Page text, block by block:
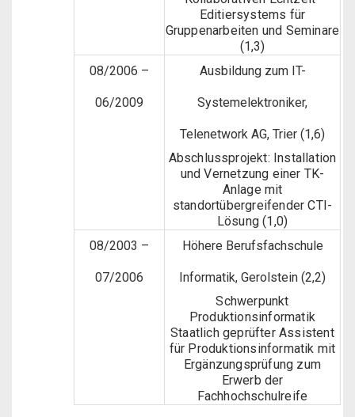
Editiersystems für
Gruppenarbeiten und Seminare
(1,3)
08/2006 –
06/2009
Ausbildung zum IT-
Systemelektroniker,
Telenetwork AG, Trier (1,6)
Abschlussprojekt: Installation
und Vernetzung einer TK-
Anlage mit
standortübergreifender CTI-
Lösung (1,0)
08/2003 –
07/2006
Höhere Berufsfachschule
Informatik, Gerolstein (2,2)
Schwerpunkt
Produktionsinformatik
Staatlich geprüfter Assistent
für Produktionsinformatik mit
Ergänzungsprüfung zum
Erwerb der
Fachhochschulreife